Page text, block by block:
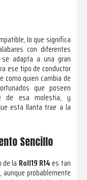
lo que significa
con diferentes
adapta a una gran
ese tipo de conductor
como quien cambia de
que poseen
de esa molestia, y
esta llanta trae a la
Sencillo
la Roll19 R14es tan
probablemente